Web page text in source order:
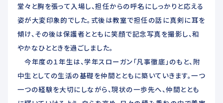
堂々と胸を張って入場し、担任からの呼名にしっかりと応える
姿が大変印象的でした。式後は教室で担任の話に真剣に耳を
傾け、その後は保護者とともに笑顔で記念写真を撮影し、和
やかなひとときを過ごしました。
今年度の１年生は、学年スローガン「凡事徹底」のもと、附
中生としての生活の基礎を仲間とともに築いていきます。一つ
一つの経験を大切にしながら、現状の一歩先へ、仲間ととも